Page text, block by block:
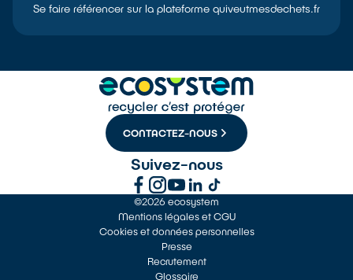
Se faire référencer sur la plateforme quiveutmesdechets.fr
CONTACTEZ-NOUS
Suivez-nous
©2026 ecosystem
Mentions légales et CGU
Cookies et données personnelles
Presse
Recrutement
Glossaire